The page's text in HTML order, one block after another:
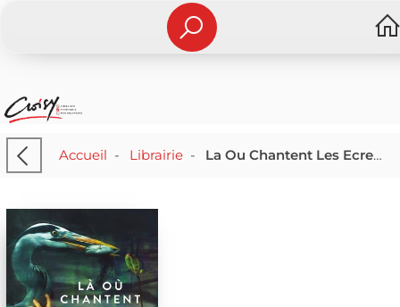
Accueil - Librairie- La Ou Chantent Les Ecrevisses